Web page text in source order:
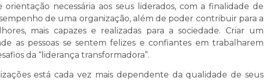
necessária aos seus liderados, com a finalidade de
de uma organização, além de poder contribuir para a
mais capazes e realizadas para a sociedade. Criar um
as pessoas se sentem felizes e confiantes em trabalharem
da “liderança transformadora”.
está cada vez mais dependente da qualidade de seus